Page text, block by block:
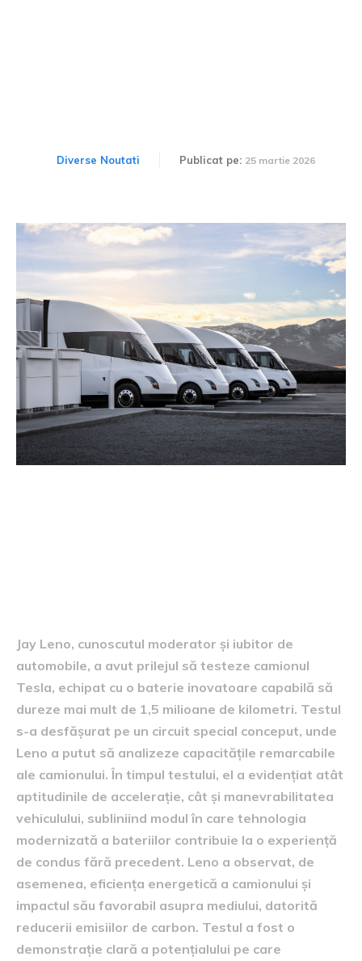
Diverse Noutati Publicat pe: 25 martie 2026
Jay Leno, cunoscutul moderator și iubitor de
automobile, a avut prilejul să testeze camionul
Tesla, echipat cu o baterie inovatoare capabilă să
dureze mai mult de 1,5 milioane de kilometri. Testul
s-a desfășurat pe un circuit special conceput, unde
Leno a putut să analizeze capacitățile remarcabile
ale camionului. În timpul testului, el a evidențiat atât
aptitudinile de accelerație, cât și manevrabilitatea
vehiculului, subliniind modul în care tehnologia
modernizată a bateriilor contribuie la o experiență
de condus fără precedent. Leno a observat, de
asemenea, eficiența energetică a camionului și
impactul său favorabil asupra mediului, datorită
reducerii emisiilor de carbon. Testul a fost o
demonstrație clară a potențialului pe care